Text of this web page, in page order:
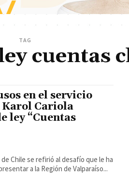
TAG
cuentas
en el servicio
Cariola
ley “Cuentas
Chile se refirió al desafío que le ha
a la Región de Valparaíso...